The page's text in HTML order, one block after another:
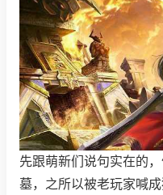
先跟萌新们说句实在的
墓，之所以被老玩家喊